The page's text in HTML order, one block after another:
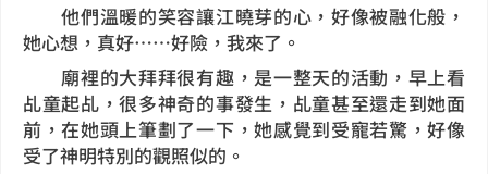
他們溫暖的笑容讓江曉芽的心，好像被融化般，
她心想，真好……好險，我來了。
廟裡的大拜拜很有趣，是一整天的活動，早上看
乩童起乩，很多神奇的事發生，乩童甚至還走到她面
前，在她頭上筆劃了一下，她感覺到受寵若驚，好像
受了神明特別的觀照似的。